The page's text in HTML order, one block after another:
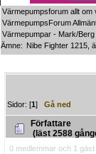
Värmepumpsforum allt
VärmepumpsForum
Värmepumpar - Mark/
Ämne: Nibe Fighter 1215,
Sidor: [1]Gå ned
Författare
(läst 2588
0 medlemmar och 1 gäst